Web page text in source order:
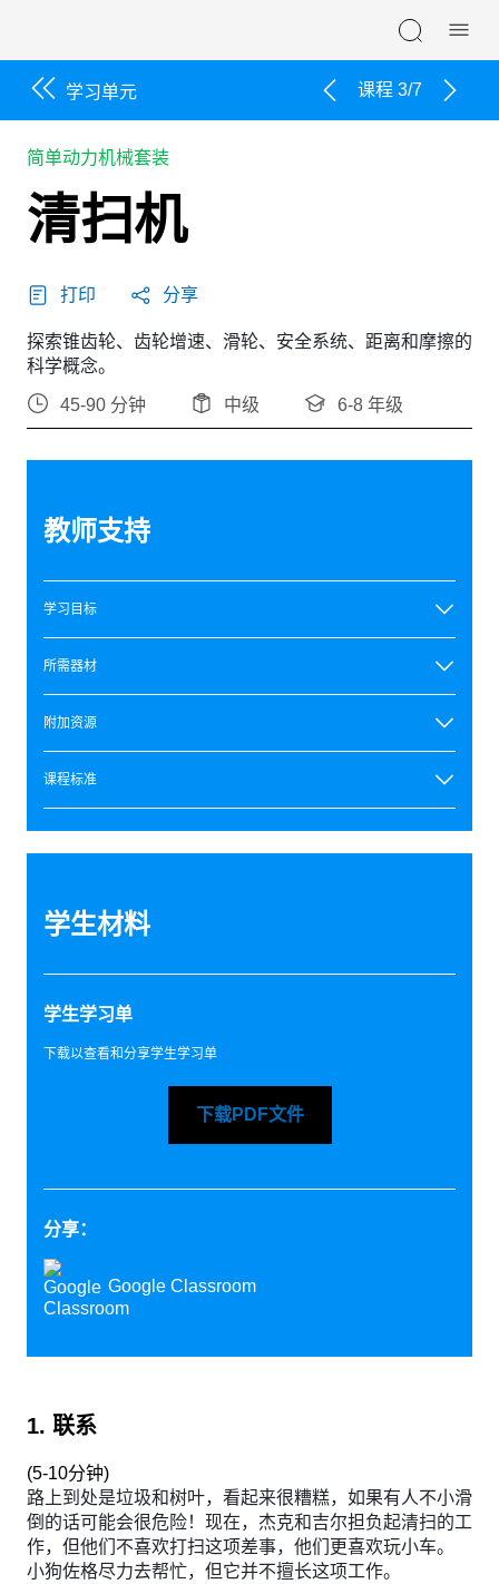
学习单元 课程 3/7
简单动力机械套装
清扫机
打印 分享
探索锥齿轮、齿轮增速、滑轮、安全系统、距离和摩擦的
科学概念。
45-90 分钟 中级 6-8 年级
1. 联系
(5-10分钟)
路上到处是垃圾和树叶，看起来很糟糕，如果有人不小滑
倒的话可能会很危险！现在，杰克和吉尔担负起清扫的工
作，但他们不喜欢打扫这项差事，他们更喜欢玩小车。
小狗佐格尽力去帮忙，但它并不擅长这项工作。
教师支持
学习目标
所需器材
附加资源
课程标准
学生材料
学生学习单
下载以查看和分享学生学习单
下载PDF文件
分享：
Google Classroom